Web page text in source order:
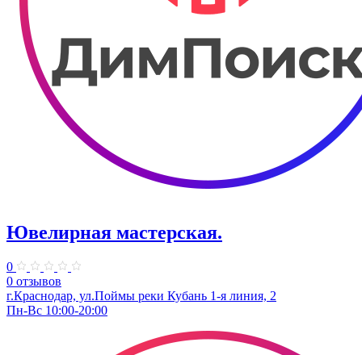
Ювелирная мастерская.
0
0 отзывов
г.Краснодар, ​ул.Поймы реки Кубань 1-я линия, 2
Пн-Вс 10:00-20:00